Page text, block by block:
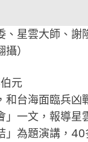
星雲大師、
）
元
台海面臨兵
」一文，報導
」為題演講，